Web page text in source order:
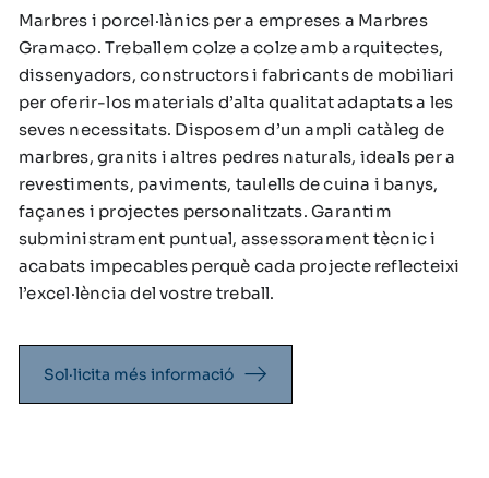
Marbres i porcel·lànics per a empreses a Marbres
Gramaco. Treballem colze a colze amb arquitectes,
dissenyadors, constructors i fabricants de mobiliari
per oferir-los materials d’alta qualitat adaptats a les
seves necessitats. Disposem d’un ampli catàleg de
marbres, granits i altres pedres naturals, ideals per a
revestiments, paviments, taulells de cuina i banys,
façanes i projectes personalitzats. Garantim
subministrament puntual, assessorament tècnic i
acabats impecables perquè cada projecte reflecteixi
l’excel·lència del vostre treball.
Sol·licita més informació